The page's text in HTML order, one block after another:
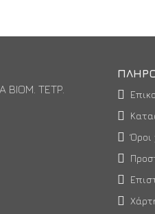
ΒΙΟΜ. ΤΕΤΡ.
Όροι